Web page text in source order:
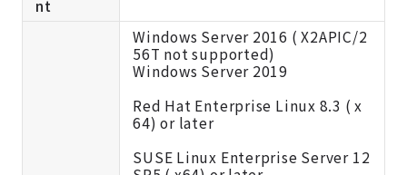
nt
Windows Server 2016 ( X2APIC/2
56T not supported)
Windows Server 2019
Red Hat Enterprise Linux 8.3 ( x
64) or later
SUSE Linux Enterprise Server 12